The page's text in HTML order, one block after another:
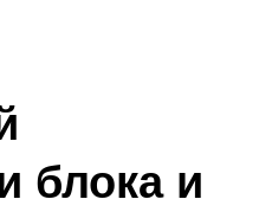
блока и